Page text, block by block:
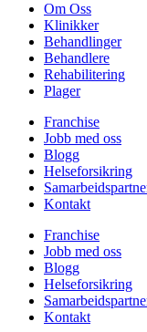
Om Oss
Klinikker
Behandlinger
Behandlere
Rehabilitering
Plager
Franchise
Jobb med oss
Blogg
Helseforsikring
Kontakt
Franchise
Jobb med oss
Blogg
Helseforsikring
Kontakt